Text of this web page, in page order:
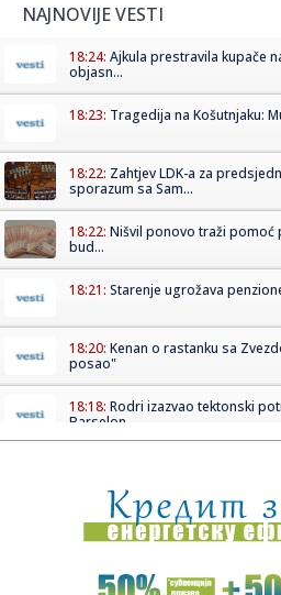
NAJNOVIJE VESTI
18:24: Ajkula prestravila kupače
objasn...
18:23: Tragedija na Košutnjaku:
18:22: Zahtjev LDK-a za
sporazum sa Sam...
18:22: Nišvil ponovo traži pomoć
bud...
18:21: Starenje ugrožava
18:20: Kenan o rastanku sa
posao"
18:18: Rodri izazvao tektonski
Barselon...
18:13:RODRI U BARSI: Stigao je
18:11:Raspisan konkurs za